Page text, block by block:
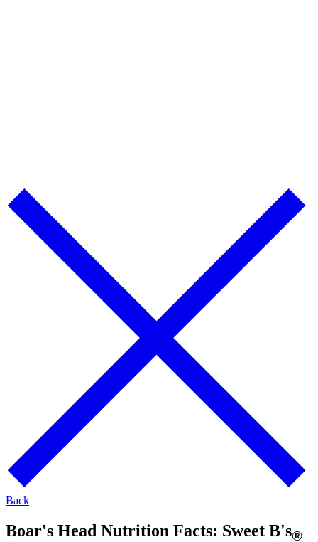
Back
Boar's Head Nutrition Facts: Sweet B's®